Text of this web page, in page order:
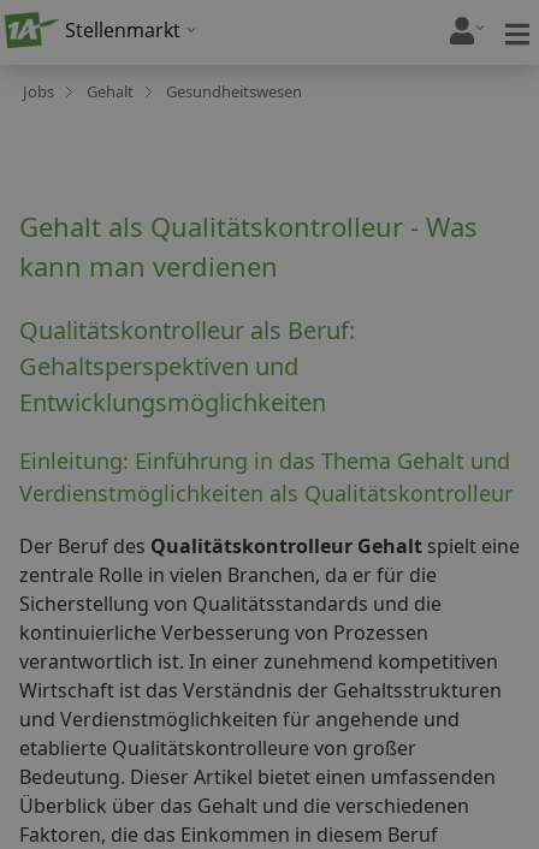
Stellenmarkt
Jobs Gehalt Gesundheitswesen
Gehalt als Qualitätskontrolleur - Was
kann man verdienen
Qualitätskontrolleur als Beruf:
Gehaltsperspektiven und
Entwicklungsmöglichkeiten
Einleitung: Einführung in das Thema Gehalt und
Verdienstmöglichkeiten als Qualitätskontrolleur
Der Beruf des Qualitätskontrolleur Gehalt spielt eine
zentrale Rolle in vielen Branchen, da er für die
Sicherstellung von Qualitätsstandards und die
kontinuierliche Verbesserung von Prozessen
verantwortlich ist. In einer zunehmend kompetitiven
Wirtschaft ist das Verständnis der Gehaltsstrukturen
und Verdienstmöglichkeiten für angehende und
etablierte Qualitätskontrolleure von großer
Bedeutung. Dieser Artikel bietet einen umfassenden
Überblick über das Gehalt und die verschiedenen
Faktoren, die das Einkommen in diesem Beruf